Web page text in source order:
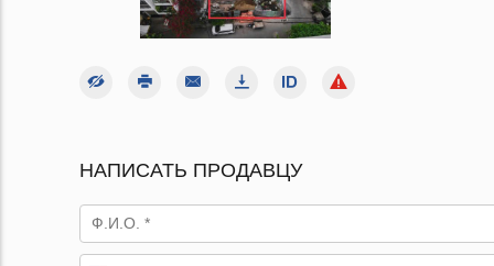
НАПИСАТЬ ПРОДАВЦУ